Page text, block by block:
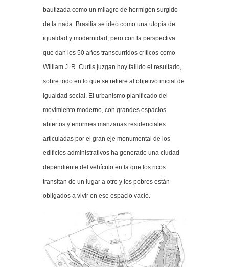
bautizada como un milagro de hormigón surgido
de la nada. Brasilia se ideó como una utopía de
igualdad y modernidad, pero con la perspectiva
que dan los 50 años transcurridos críticos como
William J. R. Curtis juzgan hoy fallido el resultado,
sobre todo en lo que se refiere al objetivo inicial de
igualdad social. El urbanismo planificado del
movimiento moderno, con grandes espacios
abiertos y enormes manzanas residenciales
articuladas por el gran eje monumental de los
edificios administrativos ha generado una ciudad
dependiente del vehículo en la que los ricos
transitan de un lugar a otro y los pobres están
obligados a vivir en ese espacio vacío.